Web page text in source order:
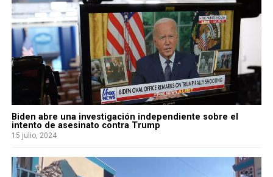
Biden abre una investigación independiente sobre el
intento de asesinato contra Trump
15 julio, 2024